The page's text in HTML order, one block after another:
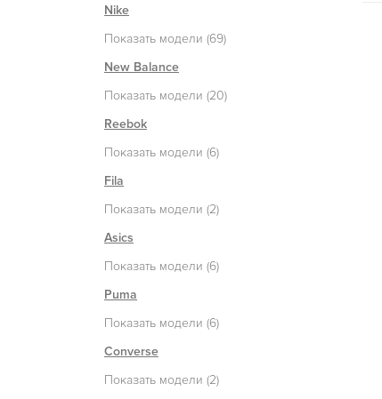
Nike
Показать модели (69)
New Balance
Показать модели (20)
Reebok
Показать модели (6)
Fila
Показать модели (2)
Asics
Показать модели (6)
Puma
Показать модели (6)
Converse
Показать модели (2)